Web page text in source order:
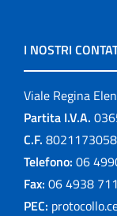
I NOSTRI
Viale Regina
Partita I.V.A.
C.F.
Telefono: 06
Fax: 06 4938
PEC: